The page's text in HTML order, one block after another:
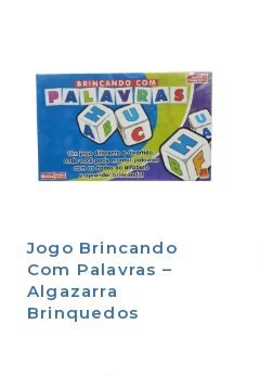
Jogo Brincando
Com Palavras –
Algazarra
Brinquedos